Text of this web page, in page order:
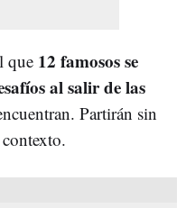
que 12 famosos se
al salir de las
Partirán sin